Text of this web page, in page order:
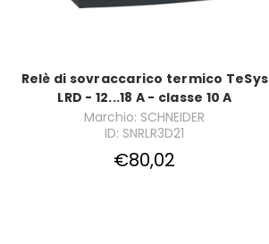
Relè di sovraccarico termico TeSys
LRD - 12...18 A - classe 10 A
Marchio: SCHNEIDER
ID: SNRLR3D21
€80,02